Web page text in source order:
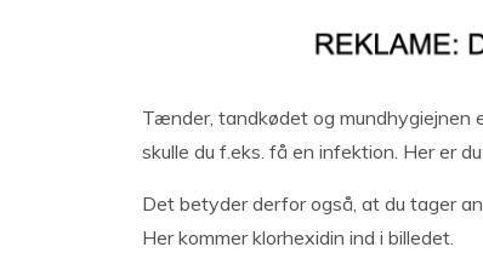
Tænder, tandkødet og mundhygiejnen
skulle du f.eks. få en infektion. Her er
Det betyder derfor også, at du tager
Her kommer klorhexidin ind i billedet.